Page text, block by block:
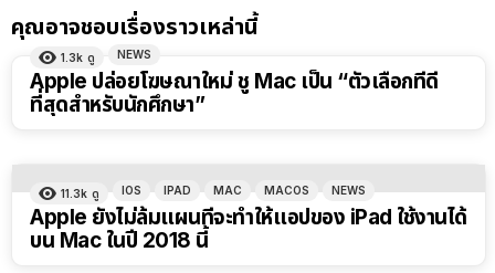
คุณอาจชอบเรื่องราวเหล่านี้
1.3k ดู NEWS
Apple ปล่อยโฆษณาใหม่ ชู Mac เป็น “ตัวเลือกที่ดี
ที่สุดสำหรับนักศึกษา”
11.3k ดู IOS IPAD MAC MACOS NEWS
Apple ยังไม่ล้มแผนที่จะทำให้แอปของ iPad ใช้งานได้
บน Mac ในปี 2018 นี้